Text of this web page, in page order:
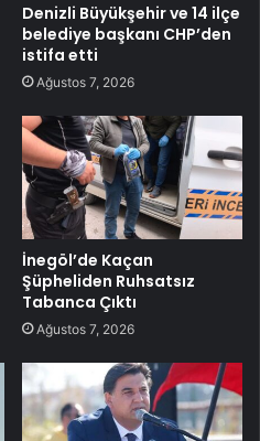
Denizli Büyükşehir ve 14 ilçe
belediye başkanı CHP’den
istifa etti
Ağustos 7, 2026
İnegöl’de Kaçan
Şüpheliden Ruhsatsız
Tabanca Çıktı
Ağustos 7, 2026